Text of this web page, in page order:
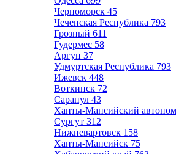
Черноморск 45
Чеченская Республика 793
Грозный 611
Гудермес 58
Аргун 37
Удмуртская Республика 793
Ижевск 448
Воткинск 72
Сарапул 43
Ханты-Мансийский
Сургут 312
Нижневартовск 158
Ханты-Мансийск 75